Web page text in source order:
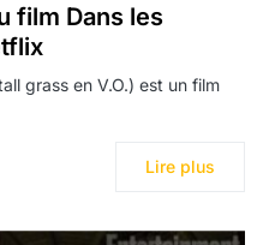
film Dans les
grass en V.O.) est un film
Lire plus